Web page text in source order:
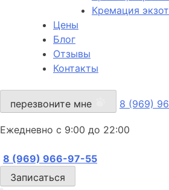
Кремация
Цены
Блог
Отзывы
Контакты
перезвоните мне 8 (969)
Ежедневно с 9:00 до 22:00
8 (969) 966-97-55
Записаться